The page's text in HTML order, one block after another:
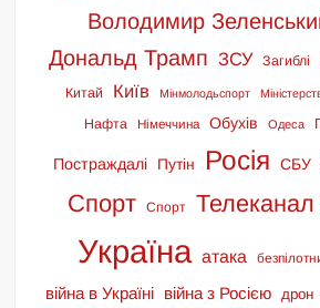
Володимир
Дональд Трамп ЗСУ Загиблі
Китай Київ Мінмолодьспорт
Нафта Німеччина Обухів Одеса
Постраждалі Путін Росія СБУ
Спорт Спорт
Україна атака
війна в Україні війна з Росією дрон